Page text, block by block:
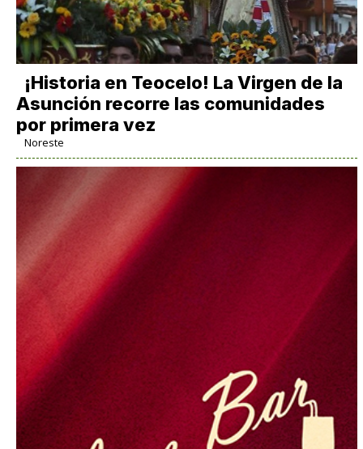
​¡Historia en Teocelo! La Virgen de la
Asunción recorre las comunidades
por primera vez
Noreste